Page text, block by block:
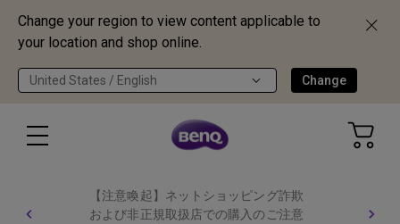
Change your region to view content applicable to
your location and shop online.
United States / English Change
【注意喚起】ネットショッピング詐欺
および非正規取扱店での購入のご注意